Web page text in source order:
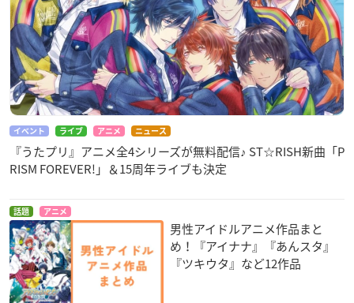
イベント ライブ アニメ ニュース
『うたプリ』アニメ全4シリーズが無料配信♪ ST☆RISH新曲「P
RISM FOREVER!」＆15周年ライブも決定
話題 アニメ
男性アイドルアニメ作品まと
め！『アイナナ』『あんスタ』
『ツキウタ』など12作品